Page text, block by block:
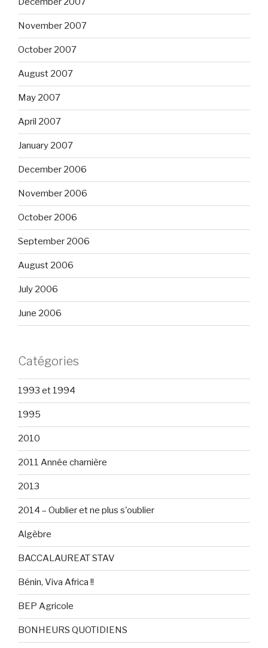
November 2007
October 2007
August 2007
May 2007
April 2007
January 2007
December 2006
November 2006
October 2006
September 2006
August 2006
July 2006
June 2006
Catégories
1993 et 1994
1995
2010
2011 Année charnière
2013
2014 – Oublier et ne plus s'oublier
Algèbre
BACCALAUREAT STAV
Bénin, Viva Africa !!
BEP Agricole
BONHEURS QUOTIDIENS